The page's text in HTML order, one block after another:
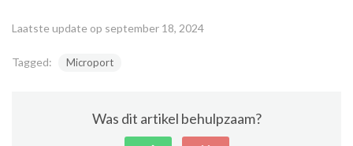
Laatste update op september 18, 2024
Tagged: Microport
Was dit artikel behulpzaam?